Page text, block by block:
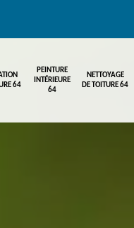
64
PEINTURE
INTÉRIEURE
64
NETTOYAGE
DE TOITURE 64